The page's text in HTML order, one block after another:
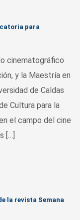
para
cinematográfico
y la Maestría en
de Caldas
Cultura para la
el campo del cine
[…]
la revista Semana